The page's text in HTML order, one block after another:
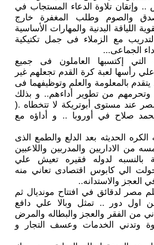
.. وإتقان تلاوة الدعاء المستجاب في
والصوم وطلب المغفرة خارج
اللياقة البدنية والمهارات الأساسية
مع الزملاء فى جمل تكتيكية
الجماعى...
التي إكتسبها العاملون فى جميع
علي رأسها لعبة كرة القدم تجعلهم غير
بالمعلومة والعلم وتوظيفهما فى
وتحرمهم من تطوير أداءهم.. و بذلك
عند مستوى أبوتريكة لا تتخطاه .(
صلاح في أوروبا .. و أداؤه مع
الحديثه بعد الدلع والطمع الذى
من الاداريين والمدربين واللاعبين
بالنسبه لدوله فقيره تعيش علي
الي كابوس اقتصادى تعاني منه
في العجز والاستدانه..
مصر لدقائق في افتتاح مونديال ثم
اول دور .. تمثل وبالا علي دافع
من الفقر والعجز والبطاله والمرض
وتدني الخدمات وعسف التجار و